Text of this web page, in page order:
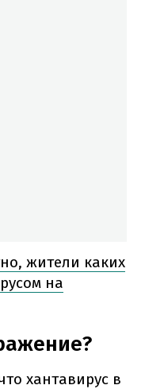
жители каких
на
хантавирус в